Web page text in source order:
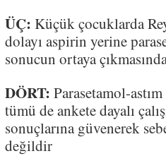
ÜÇ: Küçük çocuklarda
dolayı aspirin yerine
sonucun ortaya
DÖRT: Parasetamol-
tümü de ankete dayalı
sonuçlarına güvenerek
değildir